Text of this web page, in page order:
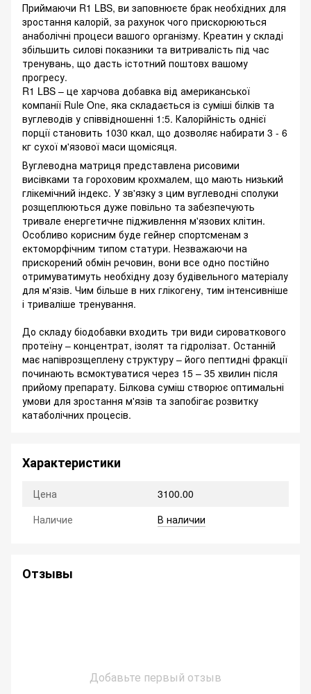
Приймаючи R1 LBS, ви заповнюєте брак необхідних для
зростання калорій, за рахунок чого прискорюються
анаболічні процеси вашого організму. Креатин у складі
збільшить силові показники та витривалість під час
тренувань, що дасть істотний поштовх вашому
прогресу.
R1 LBS – це харчова добавка від американської
компанії Rule One, яка складається із суміші білків та
вуглеводів у співвідношенні 1:5. Калорійність однієї
порції становить 1030 ккал, що дозволяє набирати 3 - 6
кг сухої м'язової маси щомісяця.
Вуглеводна матриця представлена ​​рисовими
висівками та гороховим крохмалем, що мають низький
глікемічний індекс. У зв'язку з цим вуглеводні сполуки
розщеплюються дуже повільно та забезпечують
тривале енергетичне підживлення м'язових клітин.
Особливо корисним буде гейнер спортсменам з
ектоморфічним типом статури. Незважаючи на
прискорений обмін речовин, вони все одно постійно
отримуватимуть необхідну дозу будівельного матеріалу
для м'язів. Чим більше в них глікогену, тим інтенсивніше
і триваліше тренування.
До складу біодобавки входить три види сироваткового
протеїну – концентрат, ізолят та гідролізат. Останній
має напіврозщеплену структуру – його пептидні фракції
починають всмоктуватися через 15 – 35 хвилин після
прийому препарату. Білкова суміш створює оптимальні
умови для зростання м'язів та запобігає розвитку
катаболічних процесів.
Характеристики
Цена
3100.00
Наличие
В наличии
Отзывы
Добавьте первый отзыв